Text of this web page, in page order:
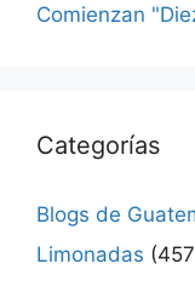
Comienzan
Categorías
Blogs de
Limonadas